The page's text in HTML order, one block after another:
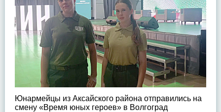
Юнармейцы из Аксайского района отправились на
смену «Время юных героев» в Волгоград